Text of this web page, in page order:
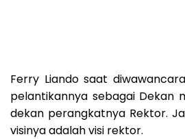
Ferry Liando saat
pelantikannya sebagai Dekan
dekan perangkatnya Rektor.
visinya adalah visi rektor.